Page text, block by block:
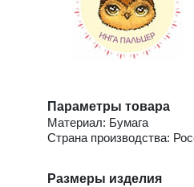
Параметры товара
Материал: Бумага
Страна производства:
Размеры изделия